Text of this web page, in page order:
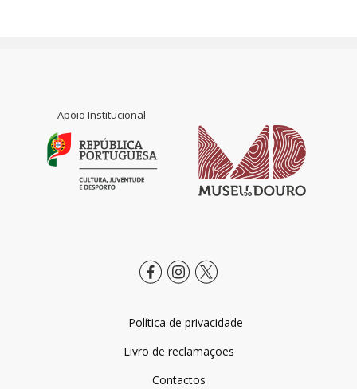
Apoio Institucional
Política de privacidade
Livro de reclamações
Contactos